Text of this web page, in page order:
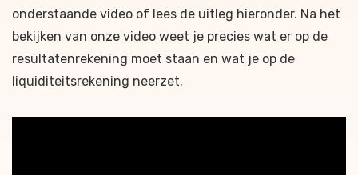
onderstaande video of lees de uitleg hieronder. Na het
bekijken van onze video weet je precies wat er op de
resultatenrekening moet staan en wat je op de
liquiditeitsrekening neerzet.